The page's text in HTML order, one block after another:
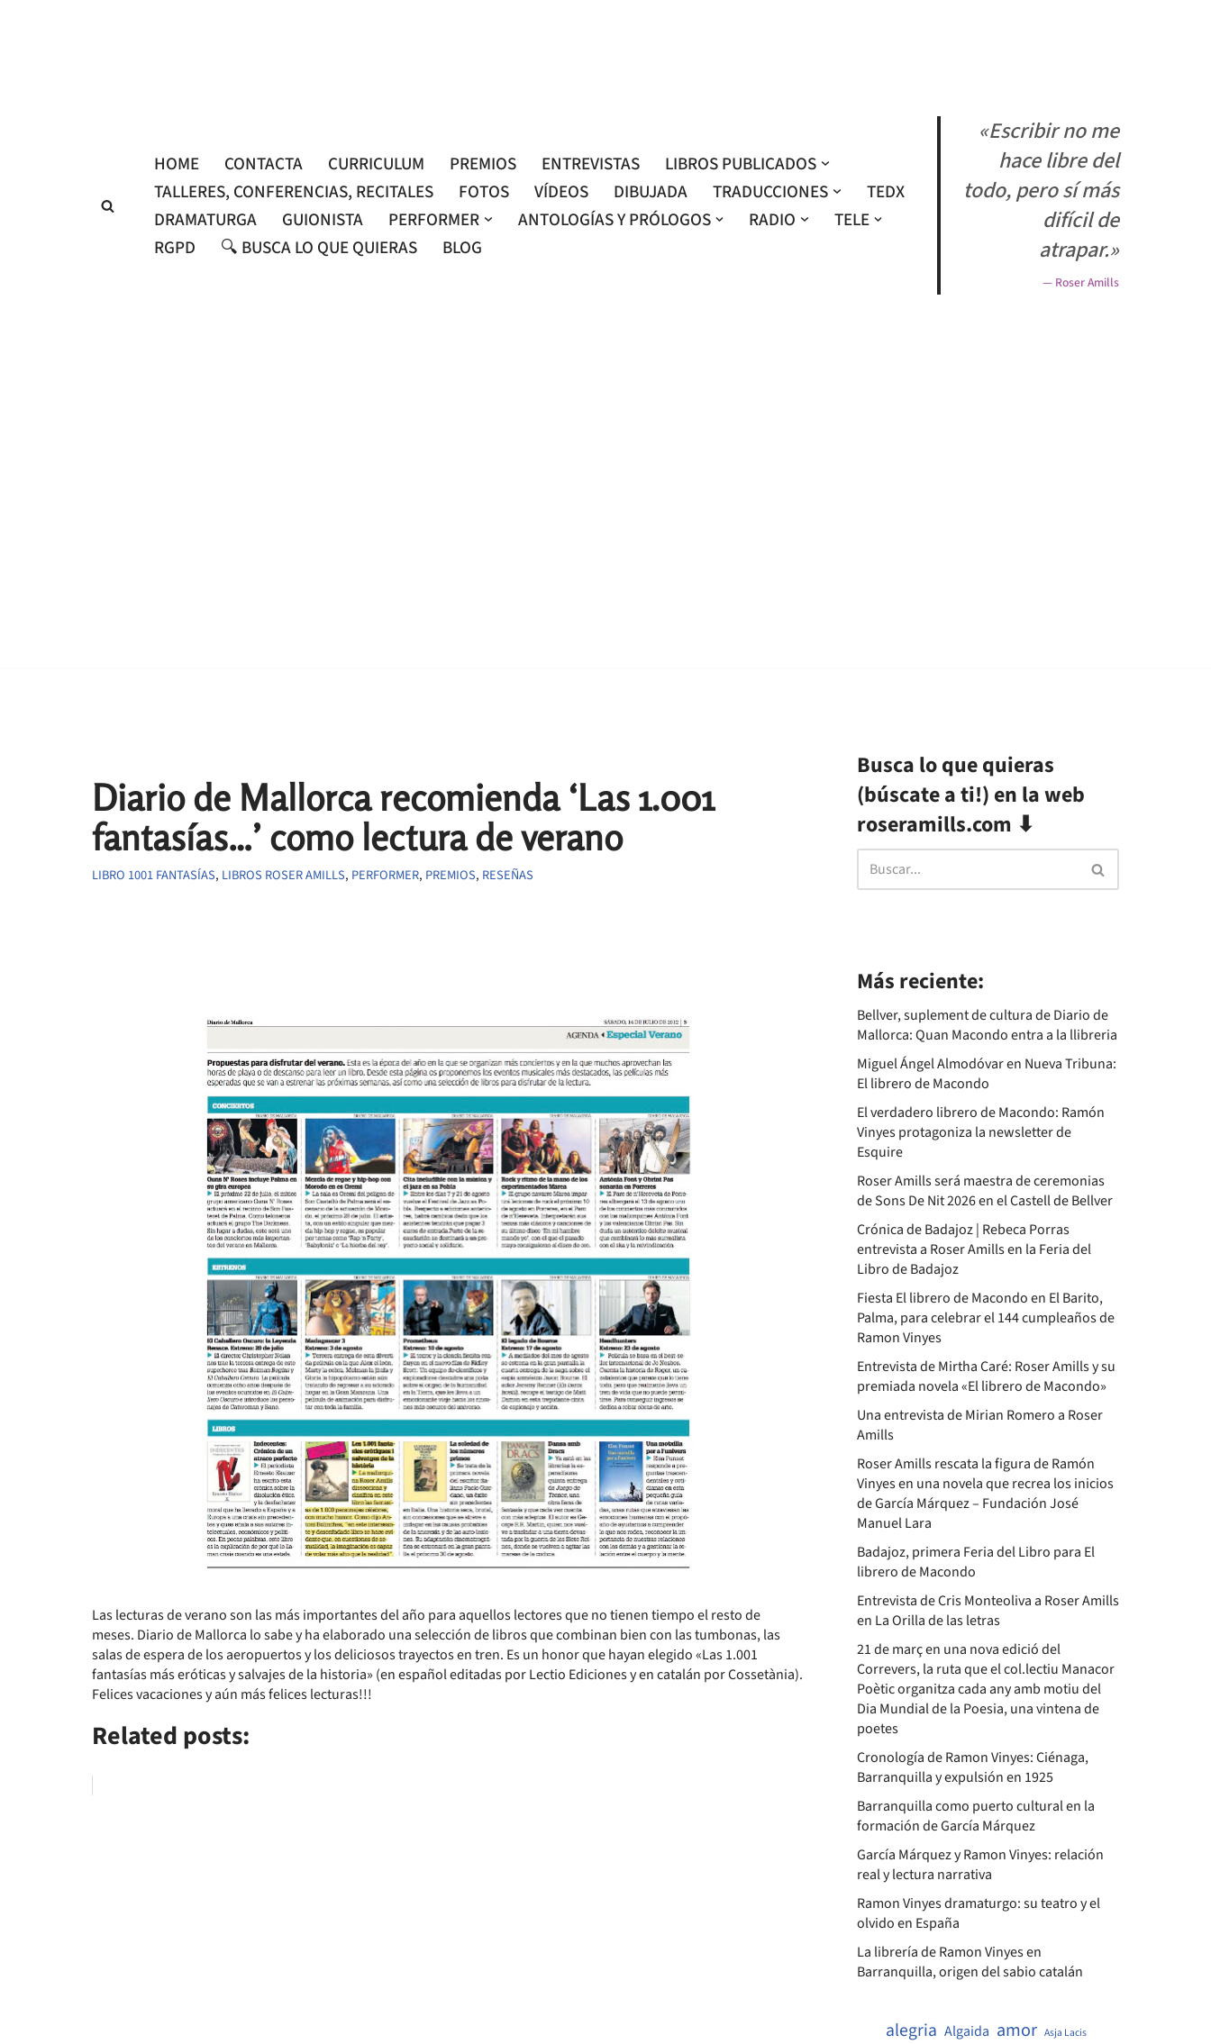
HOME CONTACTA CURRICULUM PREMIOS ENTREVISTAS
LIBROS PUBLICADOS
TALLERES, CONFERENCIAS, RECITALES
FOTOS VÍDEOS DIBUJADA TRADUCCIONES
TEDX
DRAMATURGA
GUIONISTA PERFORMER ANTOLOGÍAS Y PRÓLOGOS RADIO
TELE
RGPD
🔍 BUSCA LO QUE QUIERAS BLOG
«Escribir no me
hace libre del
todo, pero sí más
difícil de
atrapar.»
— Roser Amills
Diario de Mallorca recomienda ‘Las 1.001
fantasías…’ como lectura de verano
LIBRO 1001 FANTASÍAS, LIBROS ROSER AMILLS, PERFORMER, PREMIOS, RESEÑAS
Las lecturas de verano son las más importantes del año para aquellos lectores que no tienen tiempo el resto de
meses. Diario de Mallorca lo sabe y ha elaborado una selección de libros que combinan bien con las tumbonas, las
salas de espera de los aeropuertos y los deliciosos trayectos en tren. Es un honor que hayan elegido «Las 1.001
fantasías más eróticas y salvajes de la historia» (en español editadas por Lectio Ediciones y en catalán por Cossetània).
Felices vacaciones y aún más felices lecturas!!!
Related posts:
Busca lo que quieras
(búscate a ti!) en la web
roseramills.com ⬇
Más reciente:
Bellver, suplement de cultura de Diario de
Mallorca: Quan Macondo entra a la llibreria
Miguel Ángel Almodóvar en Nueva Tribuna:
El librero de Macondo
El verdadero librero de Macondo: Ramón
Vinyes protagoniza la newsletter de
Esquire
Roser Amills será maestra de ceremonias
de Sons De Nit 2026 en el Castell de Bellver
Crónica de Badajoz | Rebeca Porras
entrevista a Roser Amills en la Feria del
Libro de Badajoz
Fiesta El librero de Macondo en El Barito,
Palma, para celebrar el 144 cumpleaños de
Ramon Vinyes
Entrevista de Mirtha Caré: Roser Amills y su
premiada novela «El librero de Macondo»
Una entrevista de Mirian Romero a Roser
Amills
Roser Amills rescata la figura de Ramón
Vinyes en una novela que recrea los inicios
de García Márquez – Fundación José
Manuel Lara
Badajoz, primera Feria del Libro para El
librero de Macondo
Entrevista de Cris Monteoliva a Roser Amills
en La Orilla de las letras
21 de març en una nova edició del
Correvers, la ruta que el col.lectiu Manacor
Poètic organitza cada any amb motiu del
Dia Mundial de la Poesia, una vintena de
poetes
Cronología de Ramon Vinyes: Ciénaga,
Barranquilla y expulsión en 1925
Barranquilla como puerto cultural en la
formación de García Márquez
García Márquez y Ramon Vinyes: relación
real y lectura narrativa
Ramon Vinyes dramaturgo: su teatro y el
olvido en España
La librería de Ramon Vinyes en
Barranquilla, origen del sabio catalán
alegria Algaida amor Asja Lacis